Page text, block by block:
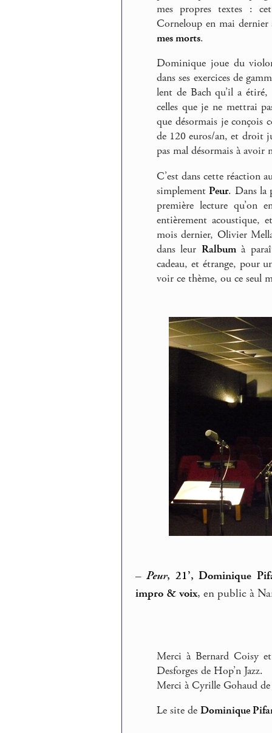
mes propres textes :
Corneloup en mai
mes morts.
Dominique joue du
dans ses exercices de
lent de Bach qu’il a
celles que je ne mettrai
que désormais je
de 120 euros/an, et droit
pas mal désormais à avoir
C’est dans cette réaction
simplementPeur. Dans la
première lecture qu’on
entièrement acoustique,
mois dernier, Olivier
dans leur Ralbumà
cadeau, et étrange, pour
voir ce thème, ou ce seul
– Peur, 21’, Dominique
impro & voix, en public à
Merci à Bernard Coisy
Desforges de Hop’n Jazz.
Merci à Cyrille Gohaud
Le site de Dominique